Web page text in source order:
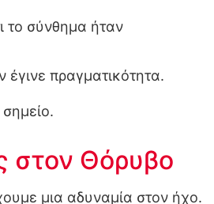
το σύνθημα ήταν
έγινε πραγματικότητα.
σημείο.
στον Θόρυβο
μια αδυναμία στον ήχο.